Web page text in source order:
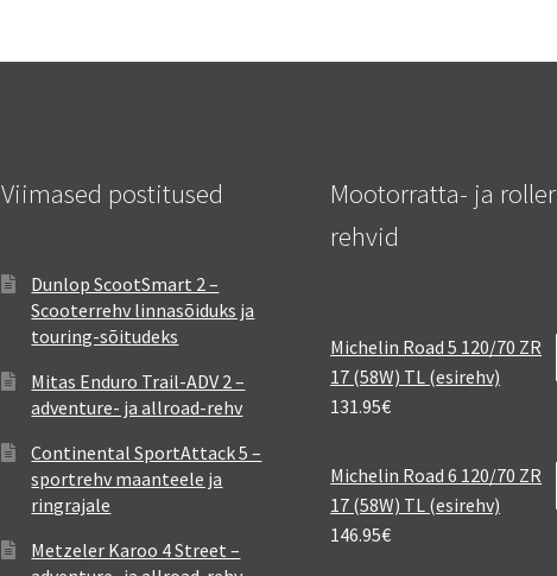
Viimased postitused
Dunlop ScootSmart 2 –
Scooterrehv linnasõiduks ja
touring-sõitudeks
Mitas Enduro Trail-ADV 2 –
adventure- ja allroad-rehv
Continental SportAttack 5 –
sportrehv maanteele ja
ringrajale
Metzeler Karoo 4 Street –
Mootorratta- ja roller
rehvid
Michelin Road 5 120/70 ZR
17 (58W) TL (esirehv)
131.95€
Michelin Road 6 120/70 ZR
17 (58W) TL (esirehv)
146.95€